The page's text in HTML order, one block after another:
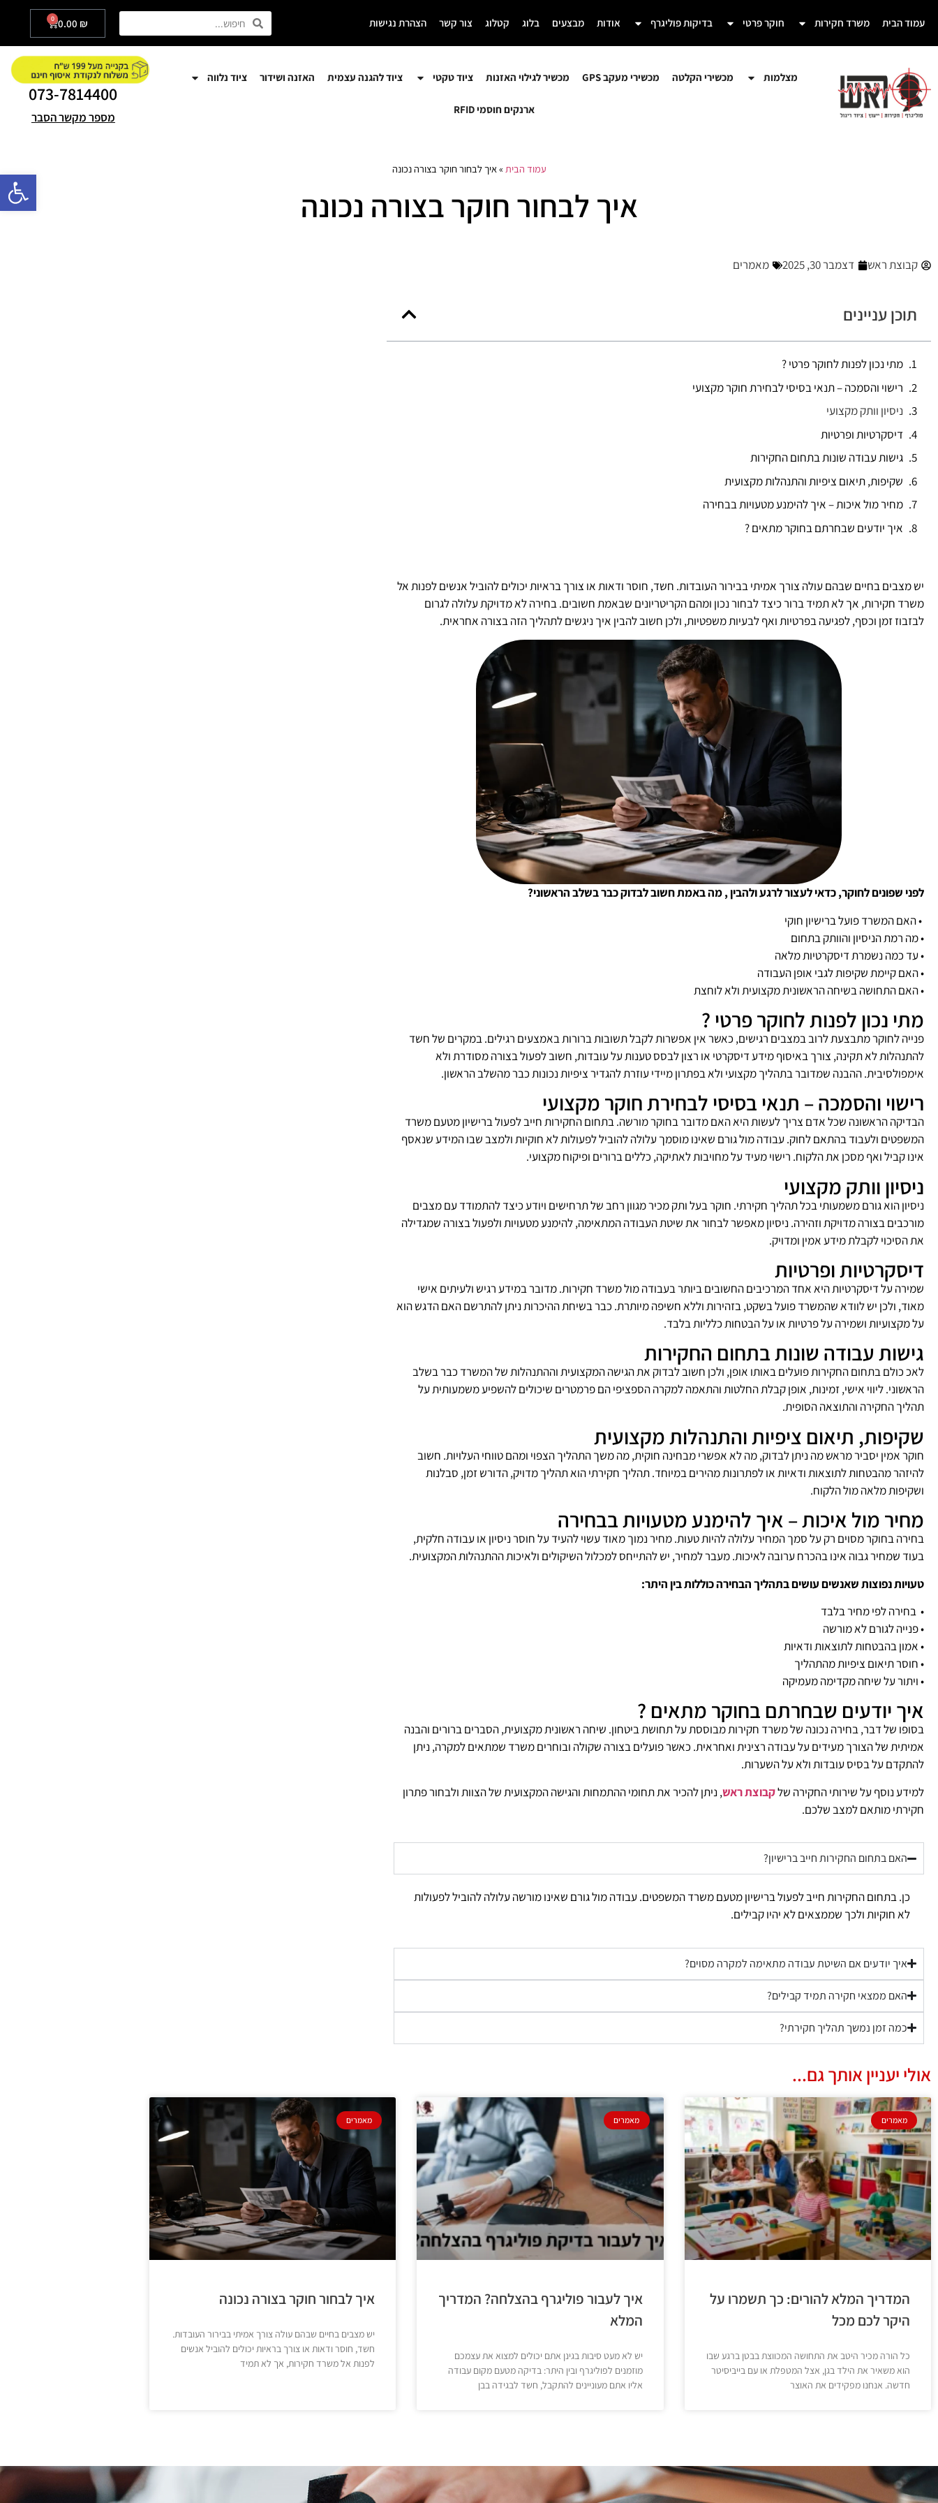
פתח
עמוד הבית משרד חקירות חוקר פרטי בדיקות פוליגרף אודות מבצעים בלוג קטלוג צור קשר הצהרת נגישות 0.00 ₪
0
מצלמות מכשירי הקלטה מכשירי מעקב GPS מכשיר לגילוי האזנות ציוד טקטי ציוד להגנה עצמית האזנה ושידור ציוד נלווה
ארנקים חוסמי RFID
073-7814400
מספר מקשר הסבר
עמוד הבית » איך לבחור חוקר בצורה נכונה
איך לבחור חוקר בצורה נכונה
קבוצת ראש דצמבר 30, 2025 מאמרים
תוכן עניינים
מתי נכון לפנות לחוקר פרטי ?
רישוי והסמכה – תנאי בסיסי לבחירת חוקר מקצועי
ניסיון וותק מקצועי
דיסקרטיות ופרטיות
גישות עבודה שונות בתחום החקירות
שקיפות, תיאום ציפיות והתנהלות מקצועית
מחיר מול איכות – איך להימנע מטעויות בבחירה
איך יודעים שבחרתם בחוקר מתאים ?
יש מצבים בחיים שבהם עולה צורך אמיתי בבירור העובדות. חשד, חוסר ודאות או צורך בראיות יכולים להוביל אנשים לפנות אל
משרד חקירות, אך לא תמיד ברור כיצד לבחור נכון ומהם הקריטריונים שבאמת חשובים. בחירה לא מדויקת עלולה לגרום
לבזבוז זמן וכסף, לפגיעה בפרטיות ואף לבעיות משפטיות, ולכן חשוב להבין איך ניגשים לתהליך הזה בצורה אחראית.
לפני שפונים לחוקר, כדאי לעצור לרגע ולהבין , מה באמת חשוב לבדוק כבר בשלב הראשוני?
• האם המשרד פועל ברישיון חוקי
• מה רמת הניסיון והוותק בתחום
• עד כמה נשמרת דיסקרטיות מלאה
• האם קיימת שקיפות לגבי אופן העבודה
• האם התחושה בשיחה הראשונית מקצועית ולא לוחצת
מתי נכון לפנות לחוקר פרטי ?
פנייה לחוקר מתבצעת לרוב במצבים רגישים, כאשר אין אפשרות לקבל תשובות ברורות באמצעים רגילים. במקרים של חשד
להתנהלות לא תקינה, צורך באיסוף מידע דיסקרטי או רצון לבסס טענות על עובדות, חשוב לפעול בצורה מסודרת ולא
אימפולסיבית. ההבנה שמדובר בתהליך מקצועי ולא בפתרון מיידי עוזרת להגדיר ציפיות נכונות כבר מהשלב הראשון.
רישוי והסמכה – תנאי בסיסי לבחירת חוקר מקצועי
הבדיקה הראשונה שכל אדם צריך לעשות היא האם מדובר בחוקר מורשה. בתחום החקירות חייב לפעול ברישיון מטעם משרד
המשפטים ולעבוד בהתאם לחוק. עבודה מול גורם שאינו מוסמך עלולה להוביל לפעולות לא חוקיות ולמצב שבו המידע שנאסף
אינו קביל ואף מסכן את הלקוח. רישוי מעיד על מחויבות לאתיקה, כללים ברורים ופיקוח מקצועי.
ניסיון וותק מקצועי
ניסיון הוא גורם משמעותי בכל תהליך חקירתי. חוקר בעל ותק מכיר מגוון רחב של תרחישים ויודע כיצד להתמודד עם מצבים
מורכבים בצורה מדויקת וזהירה. ניסיון מאפשר לבחור את שיטת העבודה המתאימה, להימנע מטעויות ולפעול בצורה שמגדילה
את הסיכוי לקבלת מידע אמין ומדויק.
דיסקרטיות ופרטיות
שמירה על דיסקרטיות היא אחד המרכיבים החשובים ביותר בעבודה מול משרד חקירות. מדובר במידע רגיש ולעיתים אישי
מאוד, ולכן יש לוודא שהמשרד פועל בשקט, בזהירות וללא חשיפה מיותרת. כבר בשיחת ההיכרות ניתן להתרשם האם הדגש הוא
על מקצועיות ושמירה על פרטיות או על הבטחות כלליות בלבד.
גישות עבודה שונות בתחום החקירות
לאכ כולם בתחום החקירות פועלים באותו אופן, ולכן חשוב לבדוק את הגישה המקצועית וההתנהלות של המשרד כבר בשלב
הראשוני. ליווי אישי, זמינות, אופן קבלת החלטות והתאמה למקרה הספציפי הם פרמטרים שיכולים להשפיע משמעותית על
תהליך החקירה והתוצאה הסופית.
שקיפות, תיאום ציפיות והתנהלות מקצועית
חוקר אמין יסביר מראש מה ניתן לבדוק, מה לא אפשרי מבחינה חוקית, מה משך התהליך הצפוי ומהם טווחי העלויות. חשוב
להיזהר מהבטחות לתוצאות ודאיות או לפתרונות מהירים במיוחד. תהליך חקירתי הוא תהליך מדויק, הדורש זמן, סבלנות
ושקיפות מלאה מול הלקוח.
מחיר מול איכות – איך להימנע מטעויות בבחירה
בחירה בחוקר מסוים רק על סמך המחיר עלולה להיות טעות. מחיר נמוך מאוד עשוי להעיד על חוסר ניסיון או עבודה חלקית,
בעוד שמחיר גבוה אינו בהכרח ערובה לאיכות. מעבר למחיר, יש להתייחס למכלול השיקולים ולאיכות ההתנהלות המקצועית.
טעויות נפוצות שאנשים עושים בתהליך הבחירה כוללות בין היתר:
• בחירה לפי מחיר בלבד
• פנייה לגורם לא מורשה
• אמון בהבטחות לתוצאות ודאיות
• חוסר תיאום ציפיות מהתהליך
• ויתור על שיחה מקדימה מעמיקה
איך יודעים שבחרתם בחוקר מתאים ?
בסופו של דבר, בחירה נכונה של משרד חקירות מבוססת על תחושת ביטחון. שיחה ראשונית מקצועית, הסברים ברורים והבנה
אמיתית של הצורך מעידים על עבודה רצינית ואחראית. כאשר פועלים בצורה שקולה ובוחרים משרד שמתאים למקרה, ניתן
להתקדם על בסיס עובדות ולא על השערות.
למידע נוסף על שירותי החקירה שלקבוצת ראש, ניתן להכיר את תחומי ההתמחות והגישה המקצועית של הצוות ולבחור פתרון
חקירתי מותאם למצב שלכם.
האם בתחום החקירות חייב ברישיון?
כן. בתחום החקירות חייב לפעול ברישיון מטעם משרד המשפטים. עבודה מול גורם שאינו מורשה עלולה להוביל לפעולות
לא חוקיות ולכך שממצאים לא יהיו קבילים.
איך יודעים אם השיטת עבודה מתאימה למקרה מסוים?
האם ממצאי חקירה תמיד קבילים?
כמה זמן נמשך תהליך חקירתי?
אולי יעניין אותך גם...
מאמרים
המדריך המלא להורים: כך תשמרו על
היקר לכם מכל
כל הורה מכיר היטב את התחושה המכווצת בבטן ברגע שבו
הוא משאיר את הילד בגן, אצל המטפלת או עם בייביסיטר
חדשה. אנחנו מפקידים את האוצר
מאמרים
איך לעבור פוליגרף בהצלחה? המדריך
המלא
יש לא מעט סיבות בגינן אתם יכולים למצוא את עצמכם
מוזמנים לפוליגרף ובין היתר: בדיקה מטעם מקום עבודה
אליו אתם מעוניינים להתקבל, חשד לבגידה בבן
מאמרים
איך לבחור חוקר בצורה נכונה
יש מצבים בחיים שבהם עולה צורך אמיתי בבירור העובדות.
חשד, חוסר ודאות או צורך בראיות יכולים להוביל אנשים
לפנות אל משרד חקירות, אך לא תמיד